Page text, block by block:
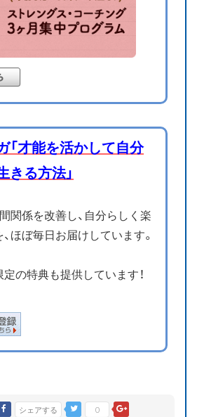
「才能を活かして自分
きる方法」
関係を改善し、自分らしく楽
ほぼ毎日お届けしています。
の特典も提供しています！
シェアする 0